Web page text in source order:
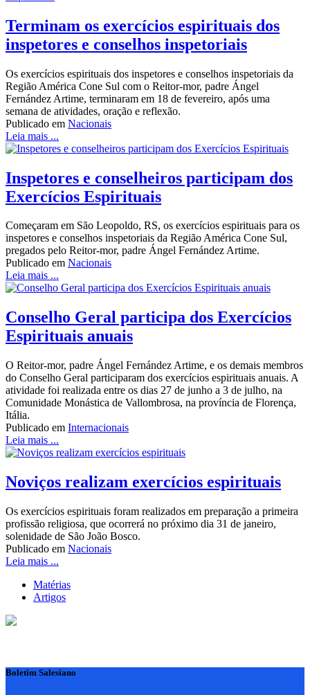
Terminam os exercícios espirituais dos
inspetores e conselhos inspetoriais
Os exercícios espirituais dos inspetores e conselhos inspetoriais da
Região América Cone Sul com o Reitor-mor, padre Ángel
Fernández Artime, terminaram em 18 de fevereiro, após uma
semana de atividades, oração e reflexão.
Publicado em Nacionais
Leia mais ...
Inspetores e conselheiros participam dos
Exercícios Espirituais
Começaram em São Leopoldo, RS, os exercícios espirituais para os
inspetores e conselhos inspetoriais da Região América Cone Sul,
pregados pelo Reitor-mor, padre Ángel Fernández Artime.
Publicado em Nacionais
Leia mais ...
Conselho Geral participa dos Exercícios
Espirituais anuais
O Reitor-mor, padre Ángel Fernández Artime, e os demais membros
do Conselho Geral participaram dos exercícios espirituais anuais. A
atividade foi realizada entre os dias 27 de junho a 3 de julho, na
Comunidade Monástica de Vallombrosa, na província de Florença,
Itália.
Publicado em Internacionais
Leia mais ...
Noviços realizam exercícios espirituais
Os exercícios espirituais foram realizados em preparação a primeira
profissão religiosa, que ocorrerá no próximo dia 31 de janeiro,
solenidade de São João Bosco.
Publicado em Nacionais
Leia mais ...
Matérias
Artigos
Boletim Salesiano